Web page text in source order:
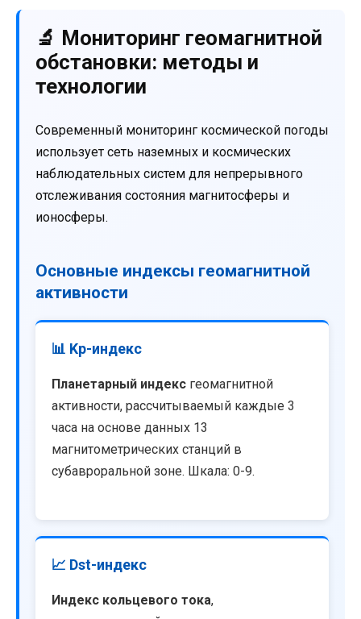
🔬 Мониторинг геомагнитной
обстановки: методы и
технологии
Современный мониторинг космической погоды
использует сеть наземных и космических
наблюдательных систем для непрерывного
отслеживания состояния магнитосферы и
ионосферы.
Основные индексы геомагнитной
активности
📊 Kp-индекс
Планетарный индекс геомагнитной
активности, рассчитываемый каждые 3
часа на основе данных 13
магнитометрических станций в
субавроральной зоне. Шкала: 0-9.
📈 Dst-индекс
Индекс кольцевого тока,